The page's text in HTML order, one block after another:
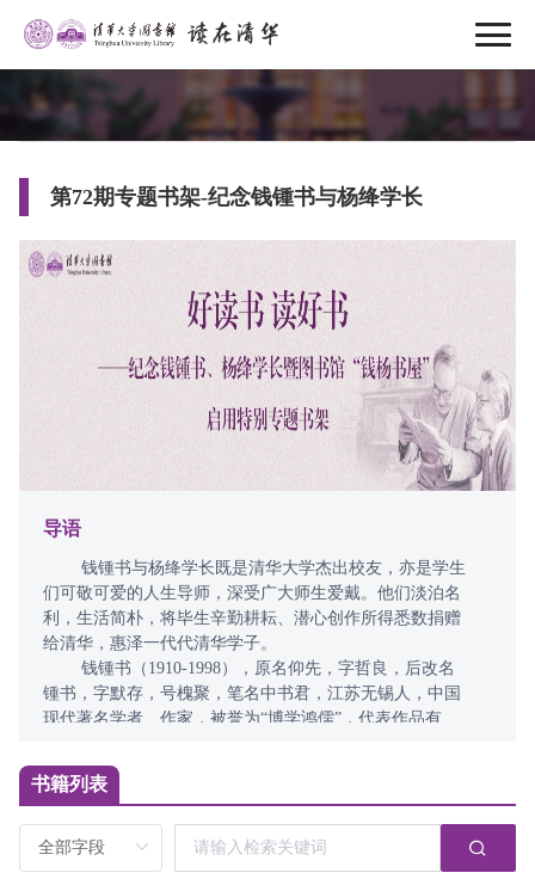
第72期专题书架-纪念钱锺书与杨绛学长
导语
们可敬可爱的人生导师，深受广大师生爱戴。他们淡泊名
利，生活简朴，将毕生辛勤耕耘、潜心创作所得悉数捐赠
给清华，惠泽一代代清华学子。
锺书，字默存，号槐聚，笔名中书君，江苏无锡人，中国
现代著名学者、作家，被誉为“博学鸿儒”，代表作品有
杨绛（1911-2016），原名杨季康，江苏无锡人，中
国当代著名作家、翻译家、学者。她在小说、散文、戏剧
《干校六记》《洗澡》《我们仨》《走到人生边上》，以
及译作《堂吉诃德》等。
书籍列表